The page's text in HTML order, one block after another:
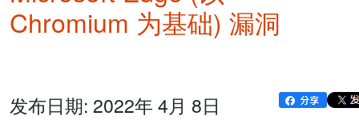
Chromium 为基础) 漏洞
发布日期: 2022年 4月 8日